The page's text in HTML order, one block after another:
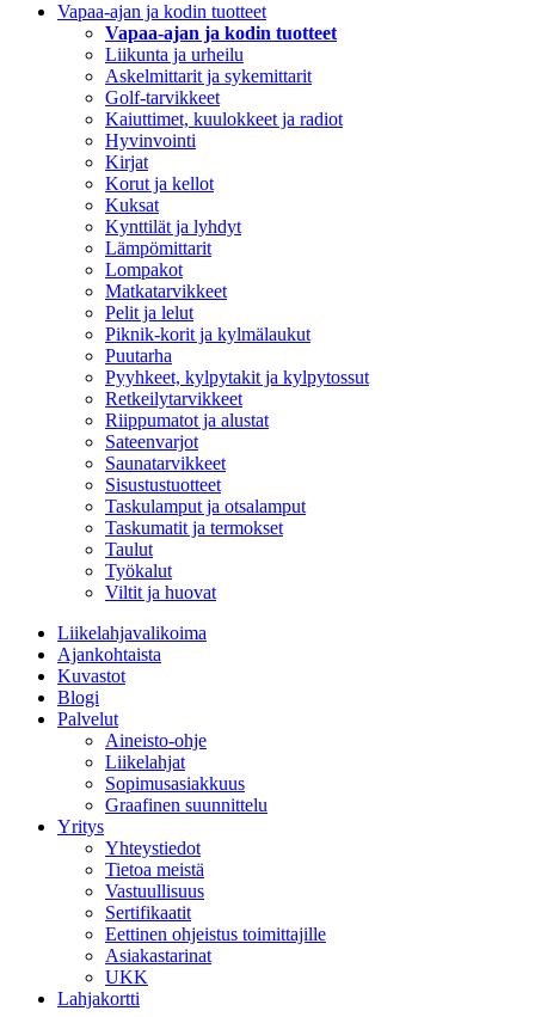
Vapaa-ajan ja kodin tuotteet
Vapaa-ajan ja kodin tuotteet
Liikunta ja urheilu
Askelmittarit ja sykemittarit
Golf-tarvikkeet
Kaiuttimet, kuulokkeet ja radiot
Hyvinvointi
Kirjat
Korut ja kellot
Kuksat
Kynttilät ja lyhdyt
Lämpömittarit
Lompakot
Matkatarvikkeet
Pelit ja lelut
Piknik-korit ja kylmälaukut
Puutarha
Pyyhkeet, kylpytakit ja kylpytossut
Retkeilytarvikkeet
Riippumatot ja alustat
Sateenvarjot
Saunatarvikkeet
Sisustustuotteet
Taskulamput ja otsalamput
Taskumatit ja termokset
Taulut
Työkalut
Viltit ja huovat
Liikelahjavalikoima
Ajankohtaista
Kuvastot
Blogi
Palvelut
Aineisto-ohje
Liikelahjat
Sopimusasiakkuus
Graafinen suunnittelu
Yritys
Yhteystiedot
Tietoa meistä
Vastuullisuus
Sertifikaatit
Eettinen ohjeistus toimittajille
Asiakastarinat
UKK
Lahjakortti